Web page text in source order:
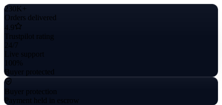
230K+
Orders delivered
4.9
Trustpilot rating
24/7
Live support
100%
Buyer protected
Buyer protection
Payment held in escrow